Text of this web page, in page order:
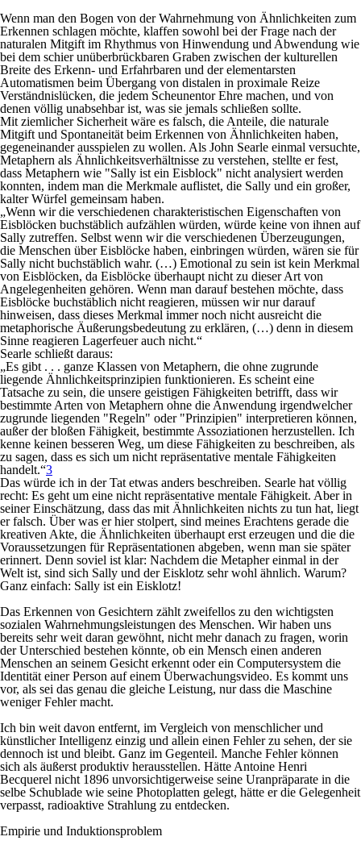
Wenn man den Bogen von der Wahrnehmung von Ähnlichkeiten zum
Erkennen schlagen möchte, klaffen sowohl bei der Frage nach der
naturalen Mitgift im Rhythmus von Hinwendung und Abwendung wie
bei dem schier unüberbrückbaren Graben zwischen der kulturellen
Breite des Erkenn- und Erfahrbaren und der elementarsten
Automatismen beim Übergang von distalen in proximale Reize
Verständnislücken, die jedem Scheunentor Ehre machen, und von
denen völlig unabsehbar ist, was sie jemals schließen sollte.
Mit ziemlicher Sicherheit wäre es falsch, die Anteile, die naturale
Mitgift und Spontaneität beim Erkennen von Ähnlichkeiten haben,
gegeneinander ausspielen zu wollen. Als John Searle einmal versuchte,
Metaphern als Ähnlichkeitsverhältnisse zu verstehen, stellte er fest,
dass Metaphern wie "Sally ist ein Eisblock" nicht analysiert werden
konnten, indem man die Merkmale auflistet, die Sally und ein großer,
kalter Würfel gemeinsam haben.
„Wenn wir die verschiedenen charakteristischen Eigenschaften von
Eisblöcken buchstäblich aufzählen würden, würde keine von ihnen auf
Sally zutreffen. Selbst wenn wir die verschiedenen Überzeugungen,
die Menschen über Eisblöcke haben, einbringen würden, wären sie für
Sally nicht buchstäblich wahr. (…) Emotional zu sein ist kein Merkmal
von Eisblöcken, da Eisblöcke überhaupt nicht zu dieser Art von
Angelegenheiten gehören. Wenn man darauf bestehen möchte, dass
Eisblöcke buchstäblich nicht reagieren, müssen wir nur darauf
hinweisen, dass dieses Merkmal immer noch nicht ausreicht die
metaphorische Äußerungsbedeutung zu erklären, (…) denn in diesem
Sinne reagieren Lagerfeuer auch nicht.“
Searle schließt daraus:
„Es gibt . . . ganze Klassen von Metaphern, die ohne zugrunde
liegende Ähnlichkeitsprinzipien funktionieren. Es scheint eine
Tatsache zu sein, die unsere geistigen Fähigkeiten betrifft, dass wir
bestimmte Arten von Metaphern ohne die Anwendung irgendwelcher
zugrunde liegenden "Regeln" oder "Prinzipien" interpretieren können,
außer der bloßen Fähigkeit, bestimmte Assoziationen herzustellen. Ich
kenne keinen besseren Weg, um diese Fähigkeiten zu beschreiben, als
zu sagen, dass es sich um nicht repräsentative mentale Fähigkeiten
handelt.“3
Das würde ich in der Tat etwas anders beschreiben. Searle hat völlig
recht: Es geht um eine nicht repräsentative mentale Fähigkeit. Aber in
seiner Einschätzung, dass das mit Ähnlichkeiten nichts zu tun hat, liegt
er falsch. Über was er hier stolpert, sind meines Erachtens gerade die
kreativen Akte, die Ähnlichkeiten überhaupt erst erzeugen und die die
Voraussetzungen für Repräsentationen abgeben, wenn man sie später
erinnert. Denn soviel ist klar: Nachdem die Metapher einmal in der
Welt ist, sind sich Sally und der Eisklotz sehr wohl ähnlich. Warum?
Ganz einfach: Sally ist ein Eisklotz!
Das Erkennen von Gesichtern zählt zweifellos zu den wichtigsten
sozialen Wahrnehmungsleistungen des Menschen. Wir haben uns
bereits sehr weit daran gewöhnt, nicht mehr danach zu fragen, worin
der Unterschied bestehen könnte, ob ein Mensch einen anderen
Menschen an seinem Gesicht erkennt oder ein Computersystem die
Identität einer Person auf einem Überwachungsvideo. Es kommt uns
vor, als sei das genau die gleiche Leistung, nur dass die Maschine
weniger Fehler macht.
Ich bin weit davon entfernt, im Vergleich von menschlicher und
künstlicher Intelligenz einzig und allein einen Fehler zu sehen, der sie
dennoch ist und bleibt. Ganz im Gegenteil. Manche Fehler können
sich als äußerst produktiv herausstellen. Hätte Antoine Henri
Becquerel nicht 1896 unvorsichtigerweise seine Uranpräparate in die
selbe Schublade wie seine Photoplatten gelegt, hätte er die Gelegenheit
verpasst, radioaktive Strahlung zu entdecken.
Empirie und Induktionsproblem